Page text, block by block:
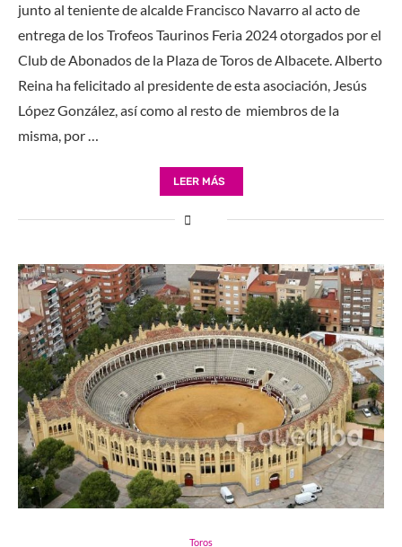
junto al teniente de alcalde Francisco Navarro al acto de
entrega de los Trofeos Taurinos Feria 2024 otorgados por el
Club de Abonados de la Plaza de Toros de Albacete. Alberto
Reina ha felicitado al presidente de esta asociación, Jesús
López González, así como al resto de miembros de la
misma, por …
LEER MÁS
Toros